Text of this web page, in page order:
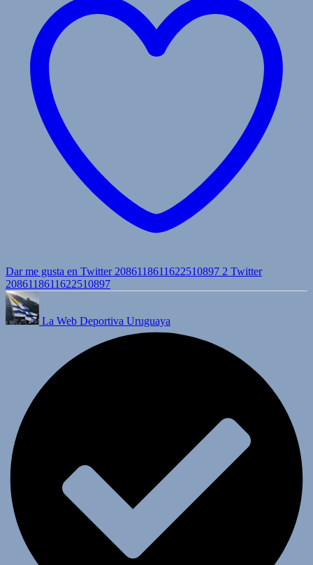
Dar me gusta en Twitter 2086118611622510897 2 Twitter
2086118611622510897
La Web Deportiva Uruguaya